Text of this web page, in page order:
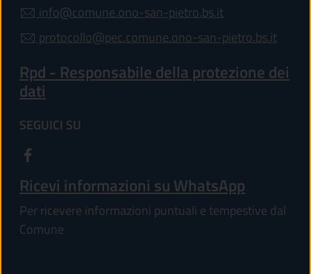
info@comune.ono-san-pietro.bs.it
protocollo@pec.comune.ono-san-pietro.bs.it
Rpd - Responsabile della protezione dei
dati
SEGUICI SU
Ricevi informazioni su WhatsApp
Per ricevere informazioni puntuali e tempestive dal
Comune